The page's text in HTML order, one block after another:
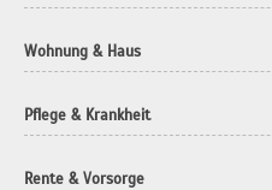
Wohnung & Haus
Pflege & Krankheit
Rente & Vorsorge